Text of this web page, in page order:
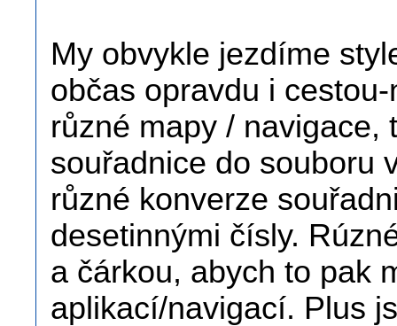
My obvykle jezdíme
občas opravdu i
různé mapy / navigace,
souřadnice do souboru
různé konverze
desetinnými čísly.
a čárkou, abych to pak
aplikací/navigací. Plus